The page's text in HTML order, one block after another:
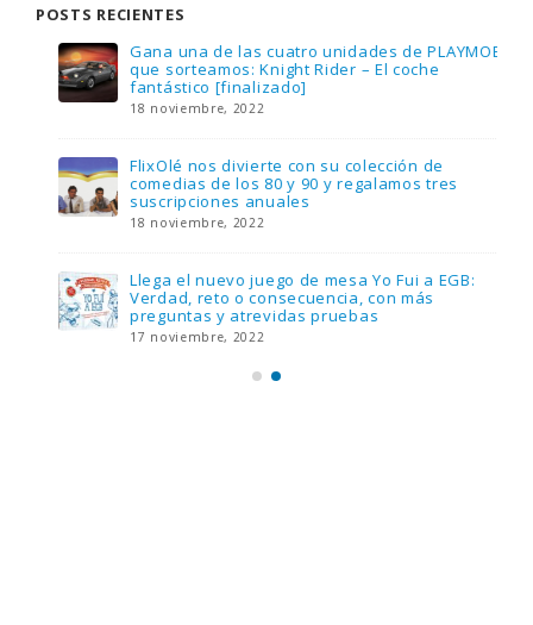
POSTS RECIENTES
Gana una de las cuatro unidades de PLAYMOBIL
que sorteamos: Knight Rider – El coche
fantástico [finalizado]
18 noviembre, 2022
FlixOlé nos divierte con su colección de
comedias de los 80 y 90 y regalamos tres
suscripciones anuales
18 noviembre, 2022
Llega el nuevo juego de mesa Yo Fui a EGB:
Verdad, reto o consecuencia, con más
preguntas y atrevidas pruebas
17 noviembre, 2022